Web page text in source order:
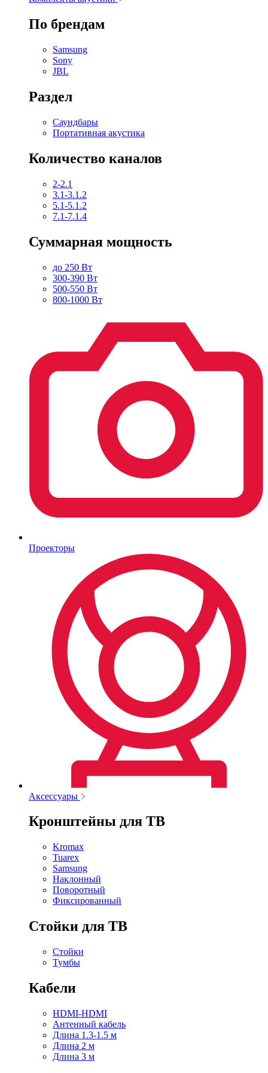
По брендам
Samsung
Sony
JBL
Раздел
Саундбары
Портативная акустика
Количество каналов
2-2.1
3.1-3.1.2
5.1-5.1.2
7.1-7.1.4
Суммарная мощность
до 250 Вт
300-390 Вт
500-550 Вт
800-1000 Вт
Проекторы
Аксессуары
Кронштейны для ТВ
Kromax
Tuarex
Samsung
Наклонный
Поворотный
Фиксированный
Стойки для ТВ
Стойки
Тумбы
Кабели
HDMI-HDMI
Антенный кабель
Длина 1.3-1.5 м
Длина 2 м
Длина 3 м